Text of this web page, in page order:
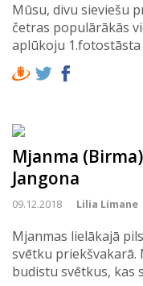
Mūsu, divu sieviešu
četras populārākās
aplūkoju 1.fotostāsta
Mjanma
Jangona
09.12.2018 Lilia Limane
Mjanmas lielākajā
svētku priekšvakarā.
budistu svētkus, kas